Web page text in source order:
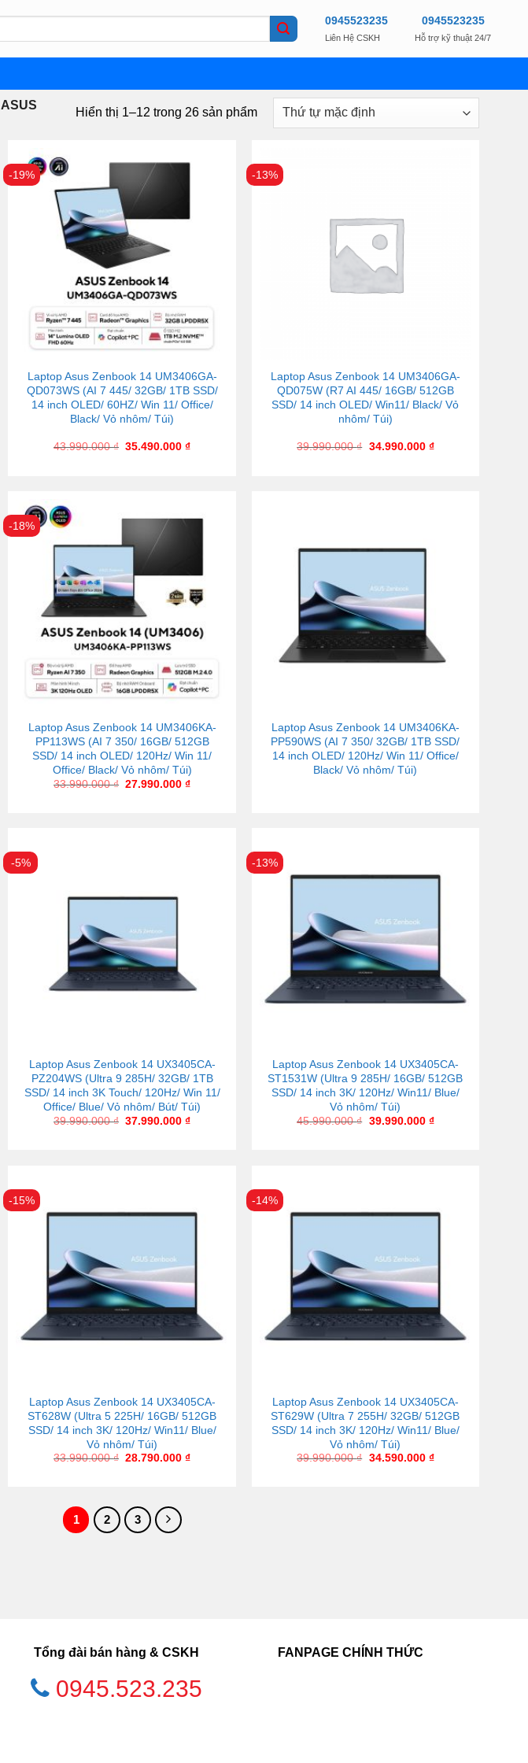
0945523235
Liên Hệ CSKH
0945523235
Hỗ trợ kỹ thuật 24/7
ASUS
Hiển thị 1–12 trong 26 sản phẩm
-19%
Laptop Asus Zenbook 14 UM3406GA-
QD073WS (AI 7 445/ 32GB/ 1TB SSD/
14 inch OLED/ 60HZ/ Win 11/ Office/
Black/ Vỏ nhôm/ Túi)
43.990.000₫ 35.490.000₫
-13%
Laptop Asus Zenbook 14 UM3406GA-
QD075W (R7 AI 445/ 16GB/ 512GB
SSD/ 14 inch OLED/ Win11/ Black/ Vỏ
nhôm/ Túi)
39.990.000₫ 34.990.000 ₫
-18%
Laptop Asus Zenbook 14 UM3406KA-
PP113WS (AI 7 350/ 16GB/ 512GB
SSD/ 14 inch OLED/ 120Hz/ Win 11/
Office/ Black/ Vỏ nhôm/ Túi)
33.990.000₫ 27.990.000₫
Laptop Asus Zenbook 14 UM3406KA-
PP590WS (AI 7 350/ 32GB/ 1TB SSD/
14 inch OLED/ 120Hz/ Win 11/ Office/
Black/ Vỏ nhôm/ Túi)
-5%
Laptop Asus Zenbook 14 UX3405CA-
PZ204WS (Ultra 9 285H/ 32GB/ 1TB
SSD/ 14 inch 3K Touch/ 120Hz/ Win 11/
Office/ Blue/ Vỏ nhôm/ Bút/ Túi)
39.990.000₫ 37.990.000₫
-13%
Laptop Asus Zenbook 14 UX3405CA-
ST1531W (Ultra 9 285H/ 16GB/ 512GB
SSD/ 14 inch 3K/ 120Hz/ Win11/ Blue/
Vỏ nhôm/ Túi)
45.990.000₫ 39.990.000 ₫
-15%
Laptop Asus Zenbook 14 UX3405CA-
ST628W (Ultra 5 225H/ 16GB/ 512GB
SSD/ 14 inch 3K/ 120Hz/ Win11/ Blue/
Vỏ nhôm/ Túi)
33.990.000₫ 28.790.000₫
-14%
Laptop Asus Zenbook 14 UX3405CA-
ST629W (Ultra 7 255H/ 32GB/ 512GB
SSD/ 14 inch 3K/ 120Hz/ Win11/ Blue/
Vỏ nhôm/ Túi)
39.990.000₫ 34.590.000 ₫
1 2 3
Tổng đài bán hàng & CSKH
0945.523.235
FANPAGE CHÍNH THỨC